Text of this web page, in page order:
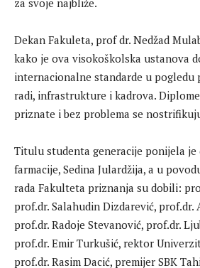
za svoje najbliže.
Dekan Fakuleta, prof dr. Nedžad
kako je ova visokoškolska ustanova
internacionalne standarde u pogledu
radi, infrastrukture i kadrova.
priznate i bez problema se
Titulu studenta generacije ponijela je
farmacije, Sedina Julardžija, a u
rada Fakulteta priznanja su dobili:
prof.dr. Salahudin Dizdarević, prof.dr.
prof.dr. Radoje Stevanović, prof.dr.
prof.dr. Emir Turkušić, rektor
prof.dr. Rasim Dacić, premijer SBK